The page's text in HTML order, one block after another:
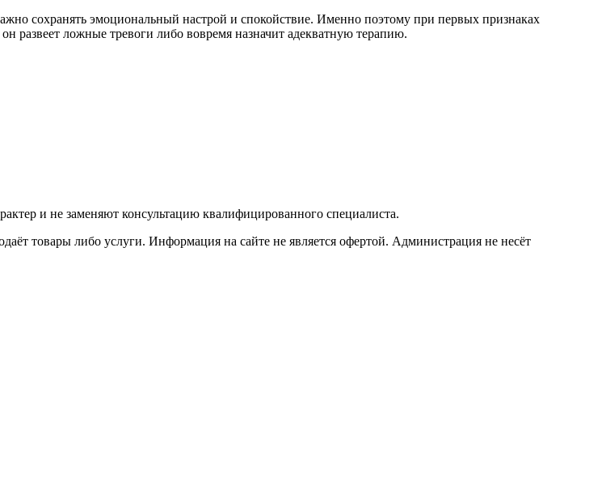
сохранять эмоциональный настрой и спокойствие. Именно поэтому при первых признаках
развеет ложные тревоги либо вовремя назначит адекватную терапию.
и не заменяют консультацию квалифицированного специалиста.
товары либо услуги. Информация на сайте не является офертой. Администрация не несёт